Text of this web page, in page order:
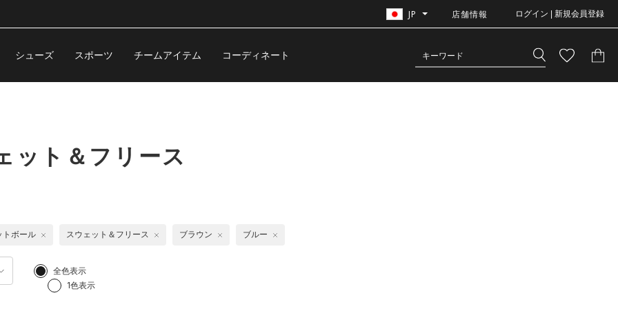
JP 店舗情報 ログイン | 新規会員登録
シューズ スポーツ チームアイテム コーディネート
ット＆フリース
全色表示
1色表示
トボール スウェット＆フリース ブラウン ブルー